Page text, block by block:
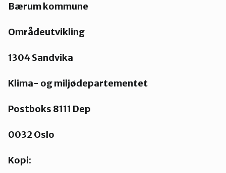
Hurum og Røyken
Lillestrøm
Bærum kommune
Områdeutvikling
1304 Sandvika
Klima- og miljødepartementet
Postboks 8111 Dep
0032 Oslo
Kopi: